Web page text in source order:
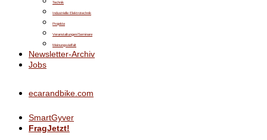
Technik
Industrielle Elektrotechnik
Projekte
Veranstaltungen/Seminare
Meinungsvielfalt
Newsletter-Archiv
Jobs
ecarandbike.com
SmartGyver
FragJetzt!